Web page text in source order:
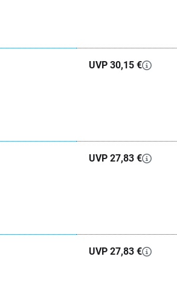
UVP 30,15 €
UVP 27,83 €
UVP 27,83 €